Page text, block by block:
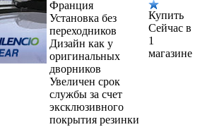
Франция
Установка без
переходников
Дизайн как у
оригинальных
дворников
Увеличен срок
службы за счет
эксклюзивного
покрытия резинки
Купить
Сейчас в
1
магазине